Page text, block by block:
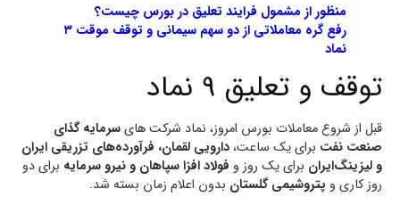
منظور از مشمول فرایند تعلیق در بورس چیست؟
رفع گره معاملاتی از دو سهم سیمانی و توقف موقت ۳
نماد
توقف و تعلیق 9 نماد
قبل از شروع معاملات بورس امروز، نماد شرکت هایسرمایه گذای
صنعت نفت برای یک ساعت،دارویی‌ لقمان‌، فرآورده‌های‌ تزریقی‌ ایران‌
و لیزینگ‌ایران‌ برای یک روز و فولاد افزا سپاهان و نیرو سرمایه برای دو
روز کاری و پتروشیمی گلستان بدون اعلام زمان بسته شد.